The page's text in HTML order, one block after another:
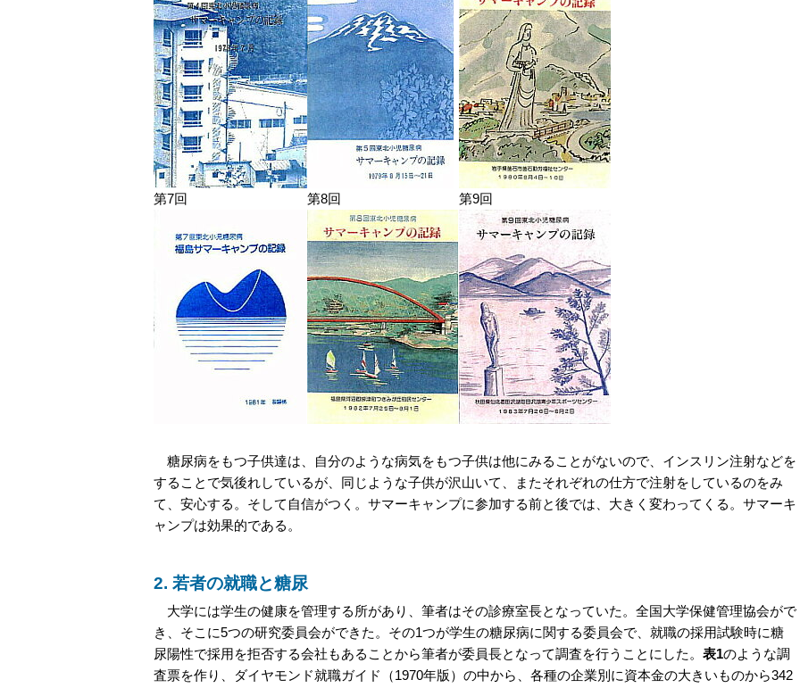
第7回 第8回 第9回
糖尿病をもつ子供達は、自分のような病気をもつ子供は他にみることがないので、インスリン注射などを
することで気後れしているが、同じような子供が沢山いて、またそれぞれの仕方で注射をしているのをみ
て、安心する。そして自信がつく。サマーキャンプに参加する前と後では、大きく変わってくる。サマーキ
ャンプは効果的である。
2. 若者の就職と糖尿
大学には学生の健康を管理する所があり、筆者はその診療室長となっていた。全国大学保健管理協会がで
き、そこに5つの研究委員会ができた。その1つが学生の糖尿病に関する委員会で、就職の採用試験時に糖
尿陽性で採用を拒否する会社もあることから筆者が委員長となって調査を行うことにした。 表1のような調
査票を作り、ダイヤモンド就職ガイド（1970年版）の中から、各種の企業別に資本金の大きいものから342